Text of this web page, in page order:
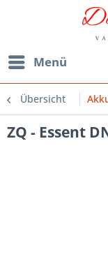
Menü
Übersicht
ZQ - Essent